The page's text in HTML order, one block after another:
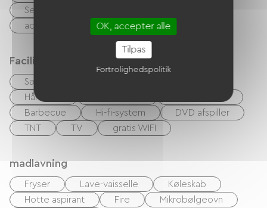
Sengelinned og håndklæder inkluderet
accepterede dyr
Cykeludlejning
Faciliteter
Sæt linge
Hårtørrer
Barbecue
Hi-fi-system
DVD afspiller
TNT
TV gratis WIFI
madlavning
Fryser Lave-vaisselle
Køleskab
Hotte aspirant
Fire
Mikrobølgeovn
OK, accepter alle
Tilpas
Fortrolighedspolitik